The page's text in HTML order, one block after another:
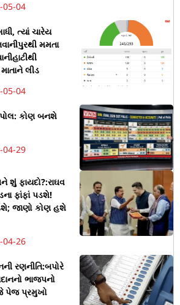
05-04
ત્યાં ચારેય
મમતા
લીડ
05-04
કોણ બનશે
04-29
શું ફાયદો?:રાઘવ
ફાંફાં પડશે!
જાણો કોણ હશે
04-26
રણનીતિ:બપોરે
ભાજપનો
પેજ પ્રમુખો